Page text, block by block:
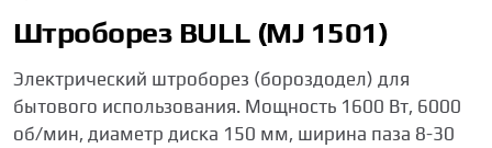
Штроборез BULL (MJ 1501)
Электрический штроборез (бороздодел) для
бытового использования. Мощность 1600 Вт, 6000
об/мин, диаметр диска 150 мм, ширина паза 8-30